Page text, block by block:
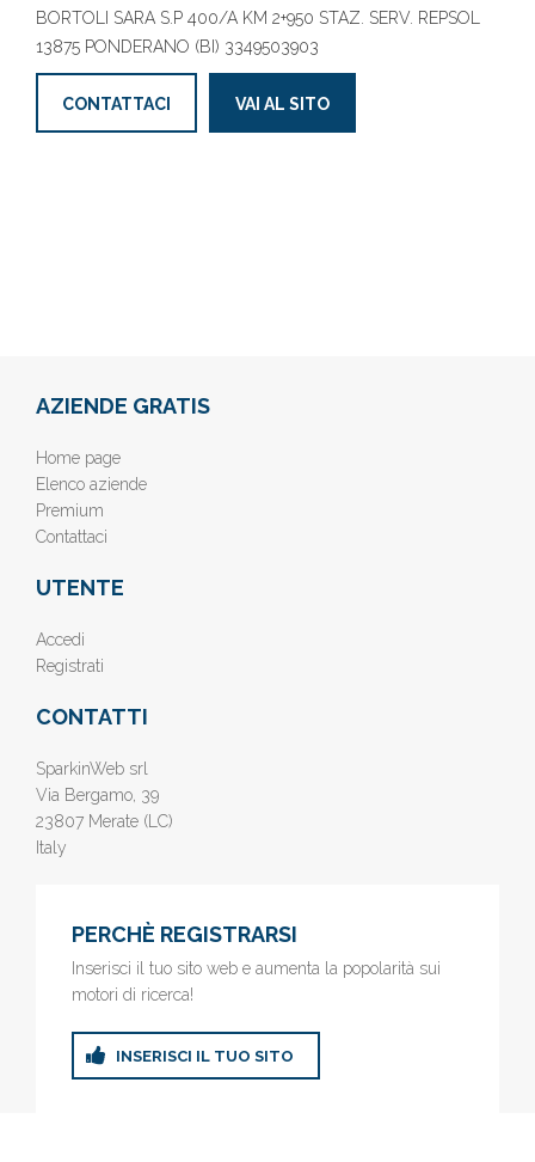
BORTOLI SARA S.P 400/A KM 2+950 STAZ. SERV. REPSOL
13875 PONDERANO (BI) 3349503903
CONTATTACI VAI AL SITO
AZIENDE GRATIS
Home page
Elenco aziende
Premium
Contattaci
UTENTE
Accedi
Registrati
CONTATTI
SparkinWeb srl
Via Bergamo, 39
23807 Merate (LC)
Italy
PERCHÈ REGISTRARSI
Inserisci il tuo sito web e aumenta la popolarità sui
motori di ricerca!
INSERISCI IL TUO SITO